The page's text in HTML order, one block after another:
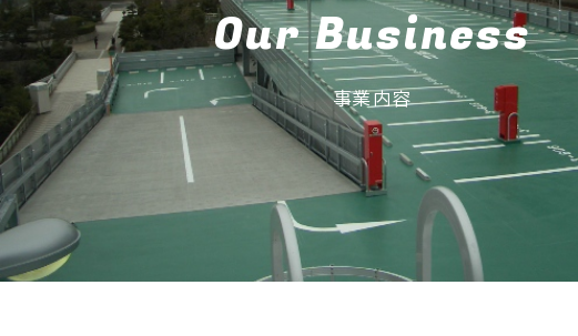
Our Business
事業内容